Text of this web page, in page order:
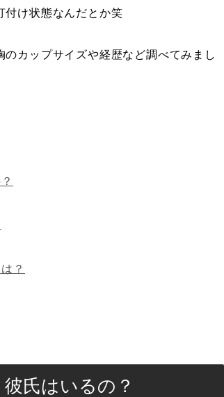
付け状態なんだとか笑
カップサイズや経歴など調べてみまし
？
氏はいるの？